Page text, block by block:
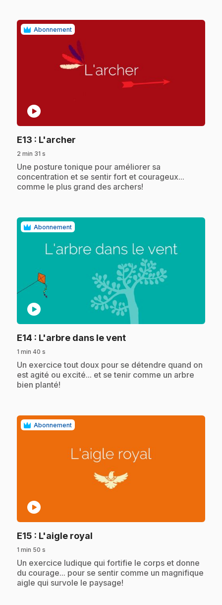
Abonnement
play_circle
E13 : L'archer
2 min 31 s
.Une posture tonique pour améliorer sa
concentration et se sentir fort et courageux...
comme le plus grand des archers!
Abonnement
play_circle
E14 : L'arbre dans le vent.
1 min 40 s
.Un exercice tout doux pour se détendre quand on
est agité ou excité... et se tenir comme un arbre
bien planté!
Abonnement
play_circle
E15 : L'aigle royal
1 min 50 s
.Un exercice ludique qui fortifie le corps et donne
du courage... pour se sentir comme un magnifique
aigle qui survole le paysage!